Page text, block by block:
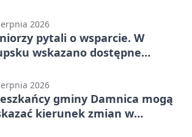
2026
pytali o wsparcie. W
wskazano dostępne
2026
gminy Damnica mogą
kierunek zmian w